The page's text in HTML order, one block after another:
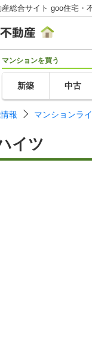
総合サイト goo住宅・
マンションを買う
新築 中古
報 マンションラ
イツ